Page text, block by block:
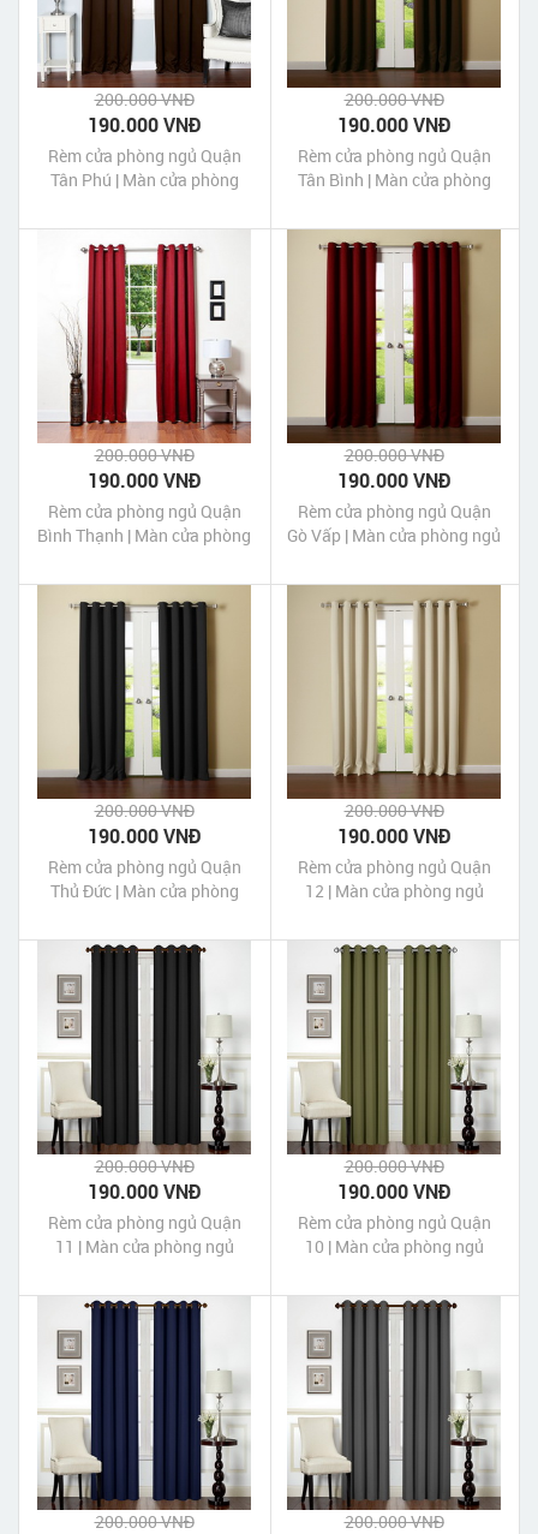
200.000 VNĐ
190.000 VNĐ
Rèm cửa phòng ngủ Quận
Tân Phú | Màn cửa phòng
200.000 VNĐ
190.000 VNĐ
Rèm cửa phòng ngủ Quận
Tân Bình | Màn cửa phòng
200.000 VNĐ
190.000 VNĐ
Rèm cửa phòng ngủ Quận
Bình Thạnh | Màn cửa phòng
HCM
200.000 VNĐ
190.000 VNĐ
Rèm cửa phòng ngủ Quận
Gò Vấp | Màn cửa phòng ngủ
200.000 VNĐ
190.000 VNĐ
Rèm cửa phòng ngủ Quận
Thủ Đức | Màn cửa phòng
200.000 VNĐ
190.000 VNĐ
Rèm cửa phòng ngủ Quận
12 | Màn cửa phòng ngủ
200.000 VNĐ
190.000 VNĐ
Rèm cửa phòng ngủ Quận
11 | Màn cửa phòng ngủ
200.000 VNĐ
190.000 VNĐ
Rèm cửa phòng ngủ Quận
10 | Màn cửa phòng ngủ
200.000 VNĐ 200.000 VNĐ